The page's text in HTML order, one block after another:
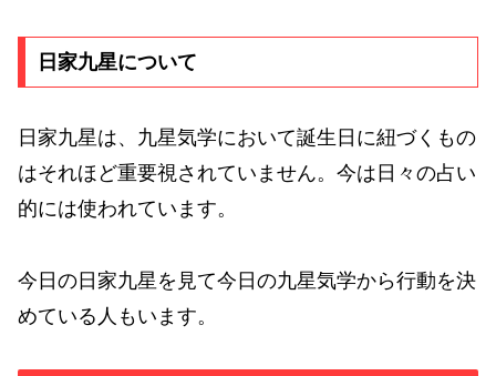
日家九星について
日家九星は、九星気学において誕生日に紐づくもの
はそれほど重要視されていません。今は日々の占い
的には使われています。
今日の日家九星を見て今日の九星気学から行動を決
めている人もいます。